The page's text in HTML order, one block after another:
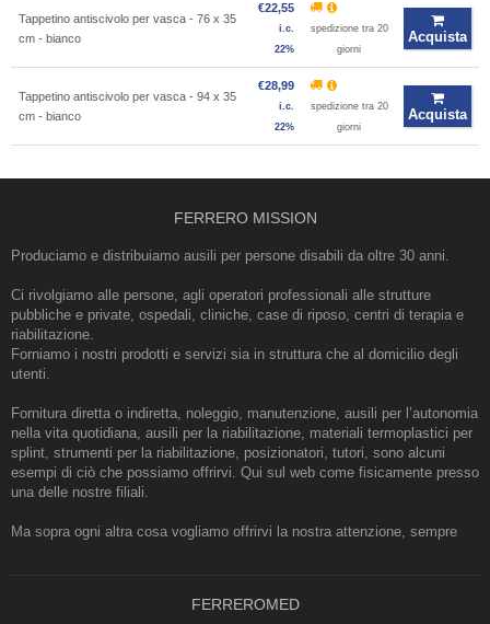
Tappetino antiscivolo per vasca - 76 x 35
cm - bianco
€22,55
i.c.
22%
spedizione tra 20
giorni
Acquista
Tappetino antiscivolo per vasca - 94 x 35
cm - bianco
€28,99
i.c.
22%
spedizione tra 20
giorni
Acquista
FERRERO MISSION
Produciamo e distribuiamo ausili per persone disabili da oltre 30 anni.
Ci rivolgiamo alle persone, agli operatori professionali alle strutture
pubbliche e private, ospedali, cliniche, case di riposo, centri di terapia e
riabilitazione.
Forniamo i nostri prodotti e servizi sia in struttura che al domicilio degli
utenti.
Fornitura diretta o indiretta, noleggio, manutenzione, ausili per l’autonomia
nella vita quotidiana, ausili per la riabilitazione, materiali termoplastici per
splint, strumenti per la riabilitazione, posizionatori, tutori, sono alcuni
esempi di ciò che possiamo offrirvi. Qui sul web come fisicamente presso
una delle nostre filiali.
Ma sopra ogni altra cosa vogliamo offrirvi la nostra attenzione, sempre
FERREROMED